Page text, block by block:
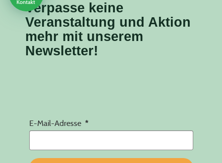
Verpasse keine
Veranstaltung und Aktion
mehr mit unserem
Newsletter!
E-Mail-Adresse